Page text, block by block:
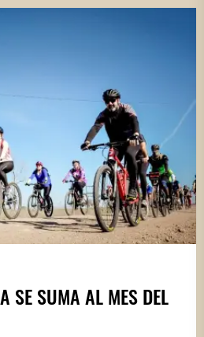
SE SUMA AL MES DEL